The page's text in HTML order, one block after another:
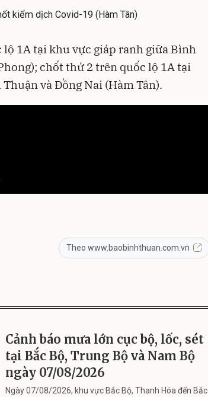
kiểm dịch Covid-19 (Hàm Tân)
1A tại khu vực giáp ranh giữa Bình
chốt thứ 2 trên quốc lộ 1A tại
và Đồng Nai (Hàm Tân).
Theo www.baobinhthuan.com.vn
Cảnh báo mưa lớn cục bộ, lốc, sét
tại Bắc Bộ, Trung Bộ và Nam Bộ
ngày 07/08/2026
Ngày 07/08/2026, khu vực Bắc Bộ, Thanh Hóa đến Bắc